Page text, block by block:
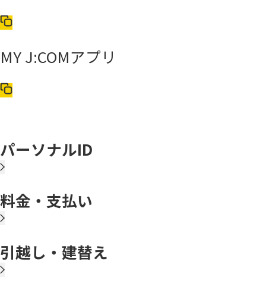
MY J:COMアプリ
パーソナルID
料金・支払い
引越し・建替え